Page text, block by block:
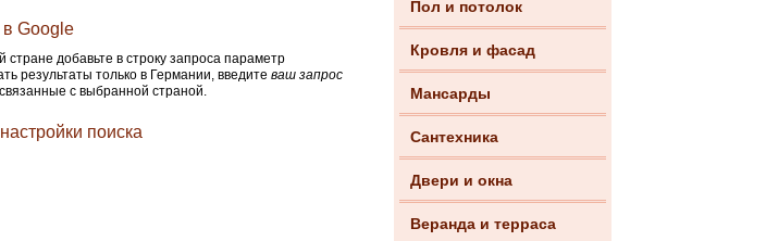
Пол и потолок
Кровля и фасад
Мансарды
Сантехника
Двери и окна
Веранда и терраса
в Google
добавьте в строку запроса параметр
результаты только в Германии, введите ваш запрос
с выбранной страной.
поиска